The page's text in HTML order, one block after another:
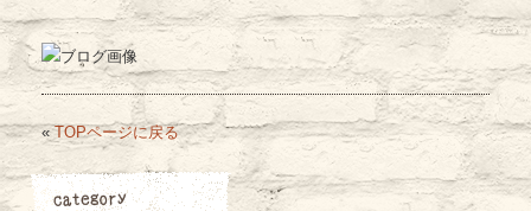
«TOPページに戻る